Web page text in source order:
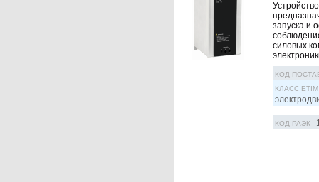
запуска и
силовых
КОД
КЛАСС ETIM
КОД РАЭК